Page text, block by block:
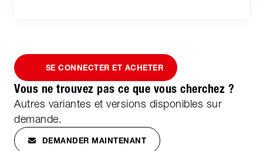
Vous ne trouvez pas ce que vous cherchez ?
Autres variantes et versions disponibles sur
demande.
DEMANDER MAINTENANT
SE CONNECTER ET ACHETER